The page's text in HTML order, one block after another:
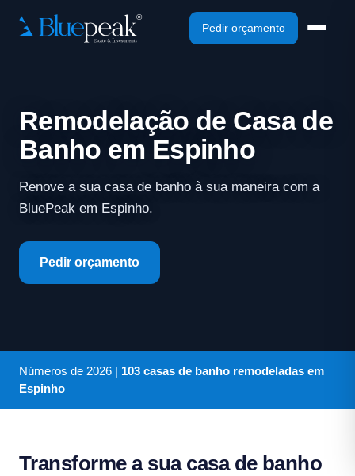
Pedir orçamento
Remodelação de Casa de
Banho em Espinho
Renove a sua casa de banho à sua maneira com a
BluePeak em Espinho.
Pedir orçamento
Números de 2026 | 103 casas de banho remodeladas em
Espinho
Transforme a sua casa de banho